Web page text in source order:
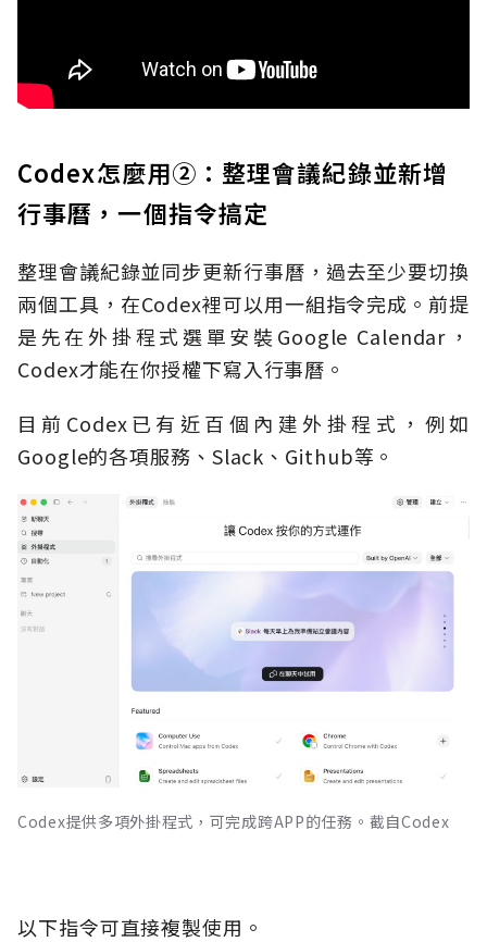
Codex怎麼用②：整理會議紀錄並新增
行事曆，一個指令搞定
整理會議紀錄並同步更新行事曆，過去至少要切換
兩個工具，在Codex裡可以用一組指令完成。前提
是先在外掛程式選單安裝Google Calendar，
Codex才能在你授權下寫入行事曆。
目前Codex已有近百個內建外掛程式，例如
Google的各項服務、Slack、Github等。
Codex提供多項外掛程式，可完成跨APP的任務。截自Codex
以下指令可直接複製使用。